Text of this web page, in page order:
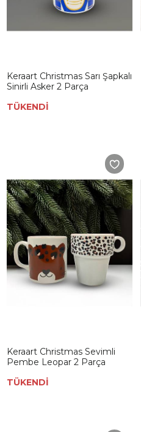
Keraart Christmas Sarı Şapkalı
Sinirli Asker 2 Parça
TÜKENDİ
Keraart Christmas Sevimli
Pembe Leopar 2 Parça
TÜKENDİ